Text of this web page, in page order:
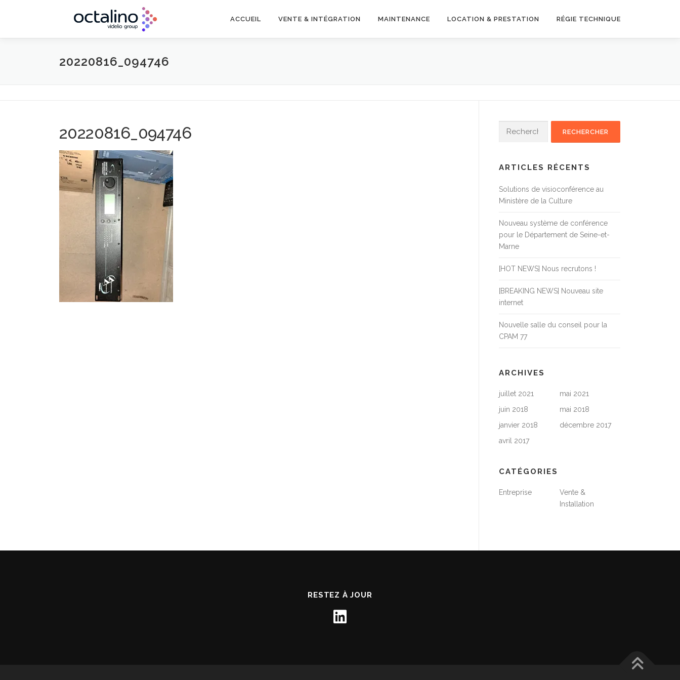
ACCUEIL VENTE & INTÉGRATION MAINTENANCE LOCATION & PRESTATION RÉGIE TECHNIQUE
20220816_094746
20220816_094746
ARTICLES RÉCENTS
Solutions de visioconférence au
Ministère de la Culture
Nouveau système de conférence
pour le Département de Seine-et-
Marne
[HOT NEWS] Nous recrutons !
[BREAKING NEWS] Nouveau site
internet
Nouvelle salle du conseil pour la
CPAM 77
ARCHIVES
juillet 2021
mai 2021
juin 2018
mai 2018
janvier 2018
décembre 2017
avril 2017
CATÉGORIES
Entreprise
Vente &
Installation
RESTEZ À JOUR